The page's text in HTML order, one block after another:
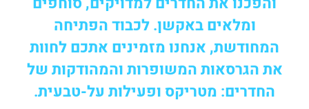
ומלאים באקשן. לכבוד הפתיחה
המחודשת, אנחנו מזמינים אתכם לחוות
את הגרסאות המשופרות והמהודקות של
החדרים: מטריקס ופעילות על-טבעית.